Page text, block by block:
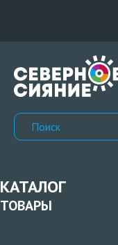
КАТАЛОГ
ТОВАРЫ